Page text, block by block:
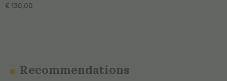
€ 130,00
Recommendations